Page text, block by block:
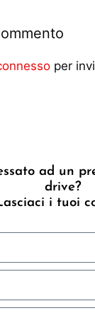
per
ad un
drive?
i tuoi